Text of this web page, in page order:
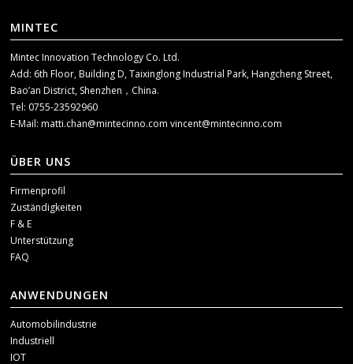
MINTEC
Mintec Innovation Technology Co. Ltd.
Add: 6th Floor, Building D, Taixinglong Industrial Park, Hangcheng Street,
Bao’an District, Shenzhen，China.
Tel: 0755-23592960
E-Mail:matti.chan@mintecinno.comvincent@mintecinno.com
ÜBER UNS
Firmenprofil
Zuständigkeiten
F & E
Unterstützung
FAQ
ANWENDUNGEN
Automobilindustrie
Industriell
IOT